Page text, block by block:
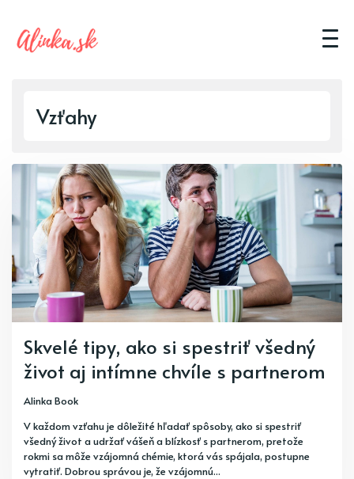
Vzťahy
Skvelé tipy, ako si spestriť všedný
život aj intímne chvíle s partnerom
Alinka Book
V každom vzťahu je dôležité hľadať spôsoby, ako si spestriť
všedný život a udržať vášeň a blízkosť s partnerom, pretože
rokmi sa môže vzájomná chémie, ktorá vás spájala, postupne
vytratiť. Dobrou správou je, že vzájomnú...